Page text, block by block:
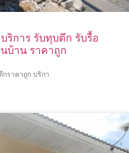
ริการ รับทุบตึก รับรื้อ
บ้าน ราคาถูก
ราคาถูก บริกา